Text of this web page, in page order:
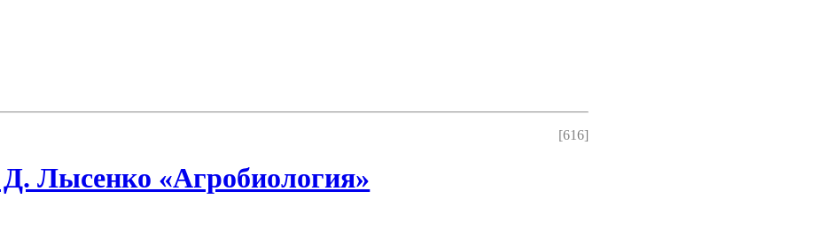
[616]
Лысенко «Агробиология»